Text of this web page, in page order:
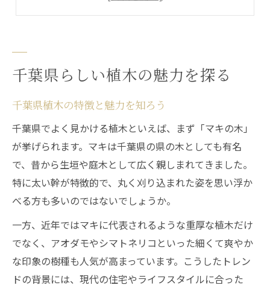
千葉県の植木といえばマキの木の伝統
マキの木が千葉県の木に選ばれた理由
現代の千葉県でマキの植木が減る背景
マキの木の剪定と管理の新しい考え方
人気樹種アオダモやシマトネリコの特徴
アオダモとシマトネリコの植木人気の理由
シマトネリコの爽やかな樹形と育て方
人気植木の育成で気をつけたいポイント
千葉県で注目される植木のトレンド解説
千葉県らしい植木の魅力を探る
千葉県植木の特徴と魅力を知ろう
千葉県でよく見かける植木といえば、まず「マキの木」
が挙げられます。マキは千葉県の県の木としても有名
で、昔から生垣や庭木として広く親しまれてきました。
特に太い幹が特徴的で、丸く刈り込まれた姿を思い浮か
べる方も多いのではないでしょうか。
一方、近年ではマキに代表されるような重厚な植木だけ
でなく、アオダモやシマトネリコといった細くて爽やか
な印象の樹種も人気が高まっています。こうしたトレン
ドの背景には、現代の住宅やライフスタイルに合った